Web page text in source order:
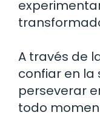
A través de
confiar en la
perseverar
todo